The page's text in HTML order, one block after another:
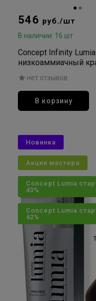
546 руб./шт
В наличии: 16 шт
Concept Infinity Lumia
низкоаммиачный
для волос 3/0
100мл
нет отзывов
В корзину
Новинка
Акция мастера
Concept Lumia
43%
Concept Lumia
42%